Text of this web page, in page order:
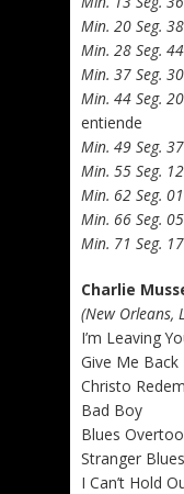
Min. 20 Seg. 38
Min. 28 Seg. 44
Min. 37 Seg. 30
Min. 44 Seg. 20
entiende
Min. 49 Seg. 37
Min. 55 Seg. 12
Min. 62 Seg. 01
Min. 66 Seg. 05
Min. 71 Seg. 17
Charlie
(New Orleans,
I’m Leaving
Give Me Back
Christo
Bad Boy
Blues
Stranger Blues
I Can’t Hold